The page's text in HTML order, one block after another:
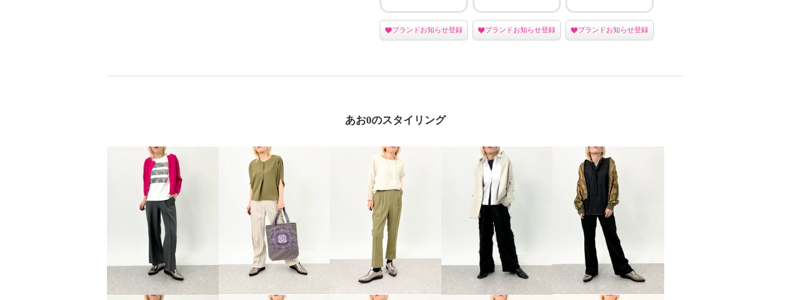
ブランドお知らせ登録 ブランドお知らせ登録 ブランドお知らせ登録
あお0のスタイリング